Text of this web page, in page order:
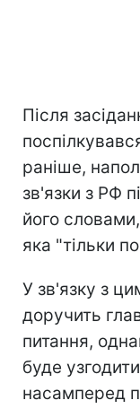
Після
раніше,
зв'язки з РФ
його
яка "тільки
У зв'язку з
доручить
питання,
буде
насамперед